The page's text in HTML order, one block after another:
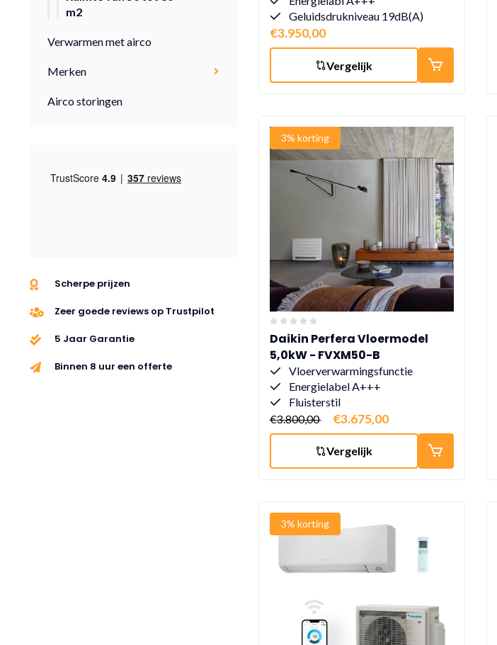
m2
Verwarmen met airco
Merken
Airco storingen
Scherpe prijzen
Zeer goede reviews op Trustpilot
5 Jaar Garantie
Binnen 8 uur een offerte
Geluidsdrukniveau 19dB(A)
€3.950,00
Vergelijk
3% korting
Daikin Perfera Vloermodel
5,0kW - FVXM50-B
Vloerverwarmingsfunctie
Energielabel A+++
Fluisterstil
€3.800,00
€3.675,00
Vergelijk
3% korting